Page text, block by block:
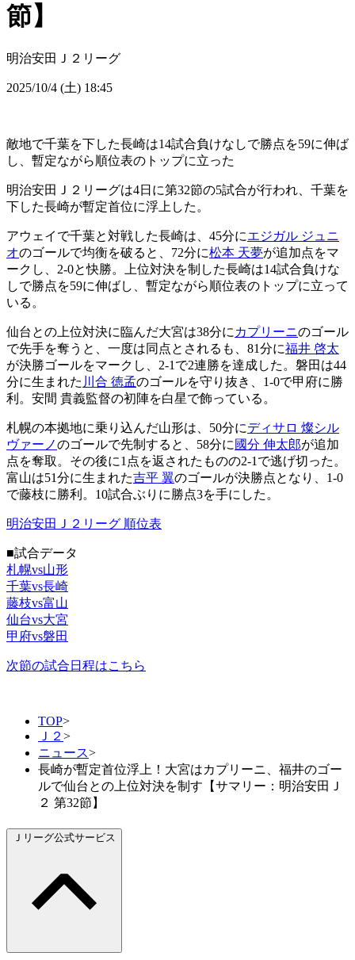
節】
明治安田Ｊ２リーグ
2025/10/4 (土) 18:45
敵地で千葉を下した長崎は14試合負けなしで勝点を59に伸ば
し、暫定ながら順位表のトップに立った
明治安田Ｊ２リーグは4日に第32節の5試合が行われ、千葉を
下した長崎が暫定首位に浮上した。
アウェイで千葉と対戦した長崎は、45分にエジガル ジュニ
オのゴールで均衡を破ると、72分に松本 天夢が追加点をマ
ークし、2-0と快勝。上位対決を制した長崎は14試合負けな
しで勝点を59に伸ばし、暫定ながら順位表のトップに立って
いる。
仙台との上位対決に臨んだ大宮は38分に カプリーニのゴール
で先手を奪うと、一度は同点とされるも、81分に福井 啓太
が決勝ゴールをマークし、2-1で2連勝を達成した。磐田は44
分に生まれた 川合 徳孟のゴールを守り抜き、1-0で甲府に勝
利。安間 貴義監督の初陣を白星で飾っている。
札幌の本拠地に乗り込んだ山形は、50分にディサロ 燦シル
ヴァーノのゴールで先制すると、58分に 國分 伸太郎が追加
点を奪取。その後に1点を返されたものの2-1で逃げ切った。
富山は51分に生まれた吉平 翼のゴールが決勝点となり、1-0
で藤枝に勝利。10試合ぶりに勝点3を手にした。
明治安田Ｊ２リーグ 順位表
■試合データ
札幌vs山形
千葉vs長崎
藤枝vs富山
仙台vs大宮
甲府vs磐田
次節の試合日程はこちら
TOP>
Ｊ２ >
ニュース>
長崎が暫定首位浮上！大宮はカプリーニ、福井のゴー
ルで仙台との上位対決を制す【サマリー：明治安田Ｊ
２ 第32節】
Ｊリーグ公式サービス